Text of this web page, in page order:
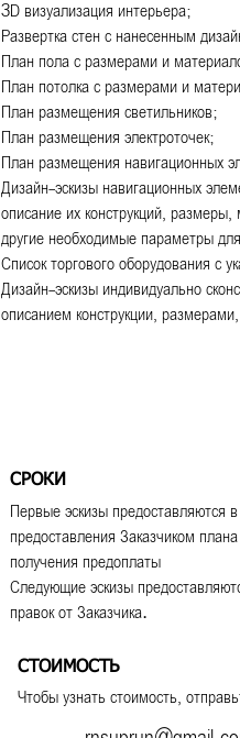
3D визуализация интерьера;
Развертка стен с нанесенным
План пола с размерами и
План потолка с размерами и
План размещения светильников;
План размещения электроточек;
План размещения навигационных
Дизайн-эскизы навигационных
описание их конструкций,
другие необходимые параметры
Список торгового оборудования с
Дизайн-эскизы индивидуально
описанием конструкции,
СРОКИ
Первые эскизы предоставляются
предоставления Заказчиком
получения предоплаты
Следующие эскизы
правок от Заказчика.
СТОИМОСТЬ
Чтобы узнать стоимость,